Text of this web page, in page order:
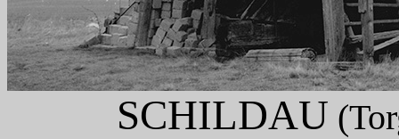
SCHILDAU